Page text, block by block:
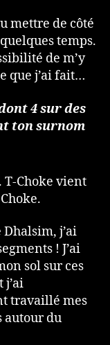
mettre de côté
temps.
de m’y
que j’ai fait…
4 sur des
ton surnom
T-Choke vient
j’ai
! J’ai
sol sur ces
j’ai
travaillé mes
autour du